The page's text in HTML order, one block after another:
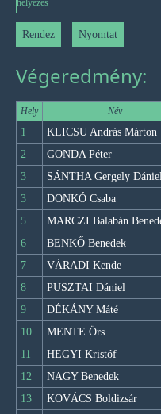
Végeredmény:
Hely Név
1 KLICSU András Márton
2
GONDA Péter
3
SÁNTHA Gergely
3
DONKÓ Csaba
5
MARCZI Balabán
6
BENKŐ Benedek
7
VÁRADI Kende
8
PUSZTAI Dániel
9
DÉKÁNY Máté
10
MENTE Örs
11
HEGYI Kristóf
12
NAGY Benedek
13
KOVÁCS Boldizsár